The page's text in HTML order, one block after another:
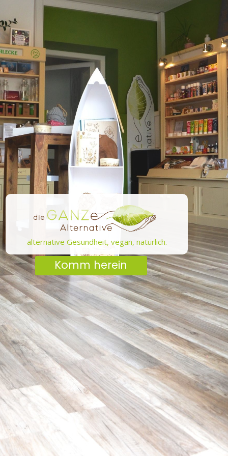
alternative Gesundheit, vegan, natürlich.
Komm herein